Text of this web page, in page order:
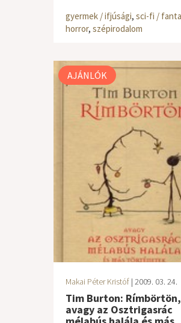
gyermek / ifjúsági, sci-fi /
horror, szépirodalom
AJÁNLÓK
Makai Péter Kristóf | 2009. 03. 24.
Tim Burton: Rímbörtön,
avagy az Osztrigasrác